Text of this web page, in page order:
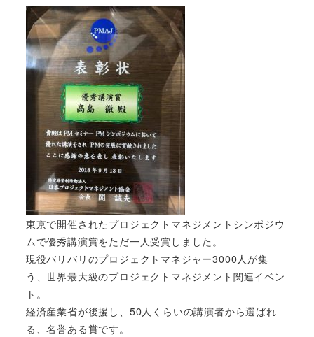
東京で開催されたプロジェクトマネジメントシンポジウ
ムで優秀講演賞をただ一人受賞しました。
現役バリバリのプロジェクトマネジャー3000人が集
う、世界最大級のプロジェクトマネジメント関連イベン
ト。
経済産業省が後援し、50人くらいの講演者から選ばれ
る、名誉ある賞です。